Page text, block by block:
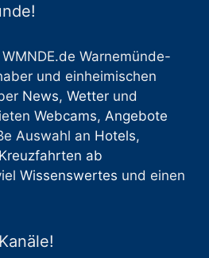
Warnemünde-
und einheimischen
News, Wetter und
Webcams, Angebote
Auswahl an Hotels,
Kreuzfahrten ab
Wissenswertes und einen